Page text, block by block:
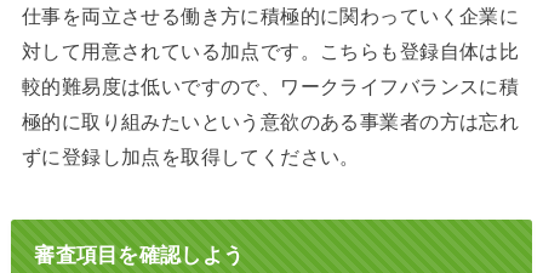
仕事を両立させる働き方に積極的に関わっていく企業に
対して用意されている加点です。こちらも登録自体は比
較的難易度は低いですので、ワークライフバランスに積
極的に取り組みたいという意欲のある事業者の方は忘れ
ずに登録し加点を取得してください。
審査項目を確認しよう